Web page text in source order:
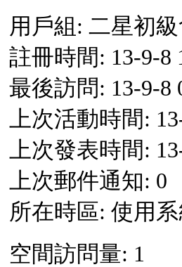
用戶組: 二星初
註冊時間: 13-9-8
最後訪問: 13-9-8
上次活動時間:
上次發表時間:
上次郵件通知: 0
所在時區: 使用
空間訪問量: 1